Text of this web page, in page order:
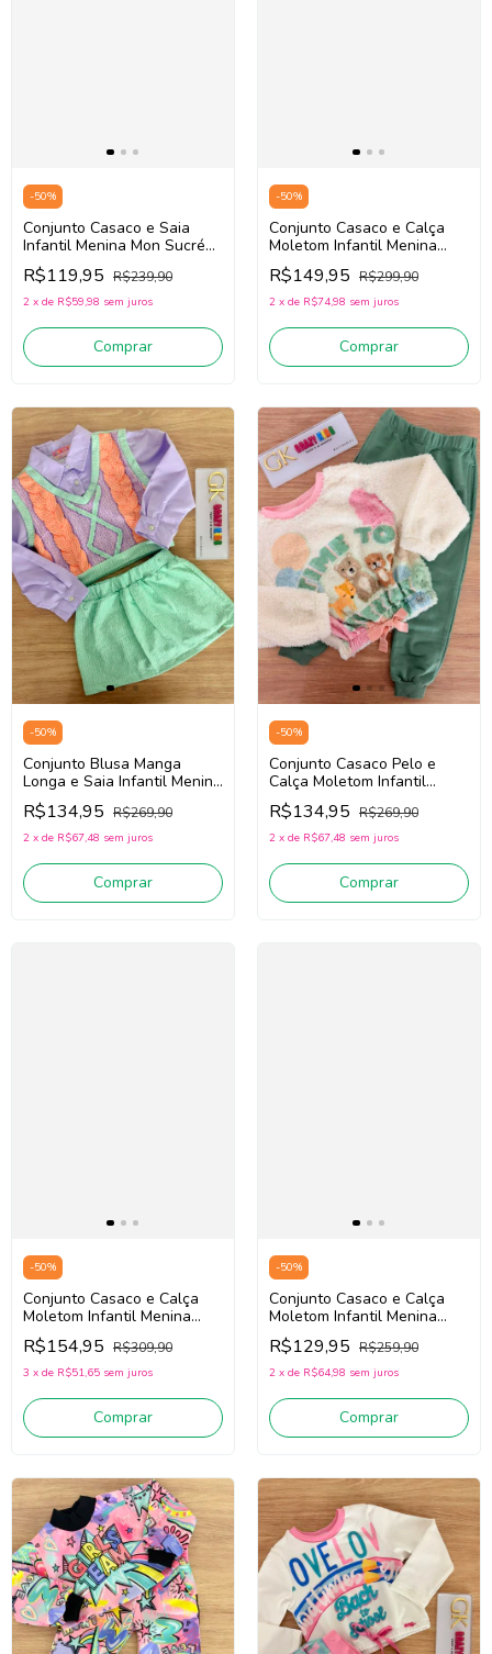
-50%
Conjunto Casaco e Saia
Infantil Menina Mon Sucré
138020148 (Azul/Off
White/Rosa)
R$119,95 R$239,90
2 x de R$59,98 sem juros
Comprar
-50%
Conjunto Casaco e Calça
Moletom Infantil Menina
Mon Sucré 138022376
(Rosa/Verde/Preto)
R$149,95 R$299,90
2 x de R$74,98 sem juros
Comprar
-50%
Conjunto Blusa Manga
Longa e Saia Infantil Menina
Mon Sucré 138022382
(Roxo/Verde)
R$134,95 R$269,90
2 x de R$67,48 sem juros
Comprar
-50%
Conjunto Casaco Pelo e
Calça Moletom Infantil
Menina Mon Sucré
138022424 (Off
White/Verde)
R$134,95 R$269,90
2 x de R$67,48 sem juros
Comprar
-50%
Conjunto Casaco e Calça
Moletom Infantil Menina
Mon Sucré 138022130
(Rosa/Vermelho)
R$154,95 R$309,90
3 x de R$51,65 sem juros
Comprar
-50%
Conjunto Casaco e Calça
Moletom Infantil Menina
Mon Sucré 138022248 (Off
White/Verde/Roxo)
R$129,95 R$259,90
2 x de R$64,98 sem juros
Comprar